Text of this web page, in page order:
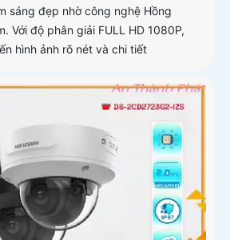
sáng đẹp nhờ công nghệ Hồng
Với độ phân giải FULL HD 1080P,
hình ảnh rõ nét và chi tiết